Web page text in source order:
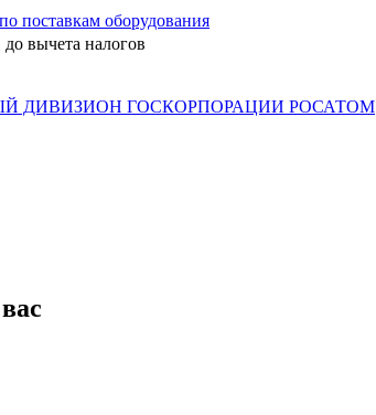
поставкам оборудования
до вычета налогов
ДИВИЗИОН ГОСКОРПОРАЦИИ РОСАТОМ